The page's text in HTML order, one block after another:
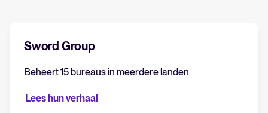
Sword Group
Beheert 15 bureaus in meerdere landen
Lees hun verhaal